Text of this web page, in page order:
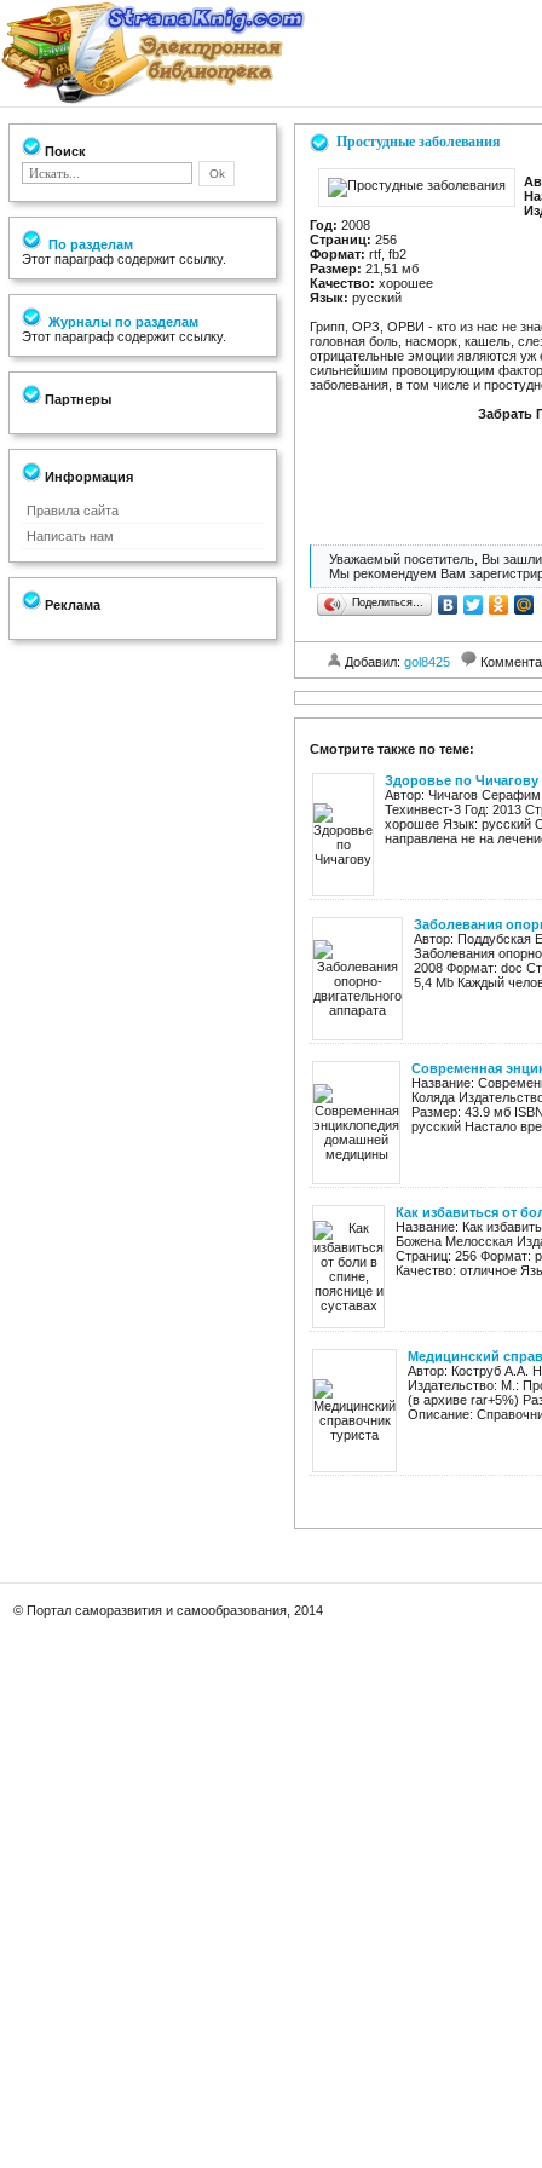
Поиск
По разделам
Этот параграф содержит ссылку.
Журналы по разделам
Этот параграф содержит ссылку.
Партнеры
Информация
Правила сайта
Написать нам
Реклама
Простудные заболевания
Год: 2008
Страниц: 256
Формат: rtf, fb2
Размер: 21,51 мб
Качество: хорошее
Язык: русский
Грипп, ОРЗ, ОРВИ - кто из нас не
головная боль, насморк, кашель,
отрицательные эмоции являются уж
сильнейшим провоцирующим
заболевания, в том числе и
Забрать
Уважаемый посетитель, Вы зашли
Мы рекомендуем Вам
Поделиться…
Добавил: gol8425
Смотрите также по теме:
Здоровье по Чичагову
Автор: Чичагов Серафим
Техинвест-3 Год: 2013
хорошее Язык: русский
направлена не на
Заболевания
Автор: Поддубская
Заболевания
2008 Формат: doc
5,4 Mb Каждый
Современная
Название:
Коляда
Размер: 43.9 мб
русский Настало
Как избавиться от
Название: Как
Божена Мелосская
Страниц: 256 Формат:
Качество: отличное
Медицинский
Автор: Коструб А.А.
Издательство: М.:
(в архиве rar+5%)
Описание:
© Портал саморазвития и самообразования, 2014